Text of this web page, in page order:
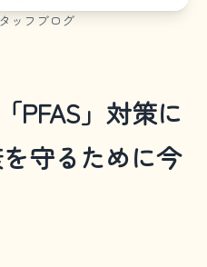
ッフブログ
PFAS」対策に
守るために今